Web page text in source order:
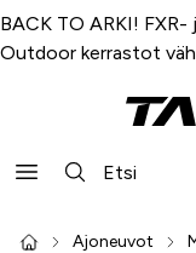
BACK TO ARKI!
Outdoor kerrastot
Ajoneuvot